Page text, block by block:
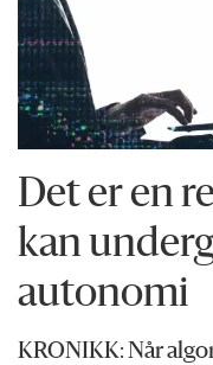
Det er en
kan
autonomi
KRONIKK: Når